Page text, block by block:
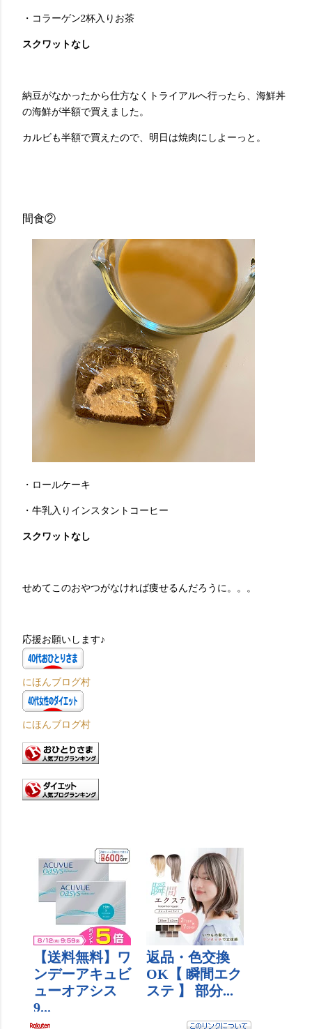
・コラーゲン2杯入りお茶
スクワットなし
納豆がなかったから仕方なくトライアルへ行ったら、海鮮丼
の海鮮が半額で買えました。
カルビも半額で買えたので、明日は焼肉にしよーっと。
間食②
・ロールケーキ
・牛乳入りインスタントコーヒー
スクワットなし
せめてこのおやつがなければ痩せるんだろうに。。。
応援お願いします♪
にほんブログ村
にほんブログ村